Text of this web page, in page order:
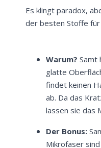
Es klingt paradox,
der besten Stoffe für
Warum? Samt
glatte
findet keinen
ab. Da das
lassen sie das
Der Bonus:
Mikrofaser